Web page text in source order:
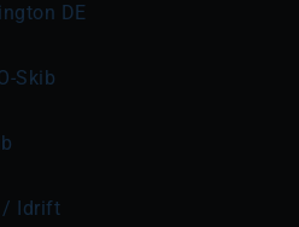
DE
Skib
/ Idrift